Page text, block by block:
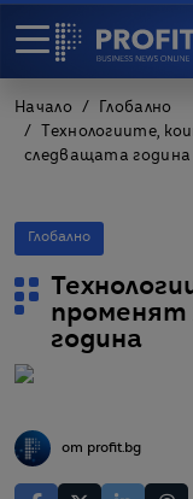
Начало
Глобално
Технологиите,
следващата година
Глобално
променят
година
от profit.bg